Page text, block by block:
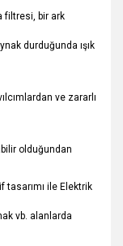
filtresi, bir ark
durduğunda ışık
ve zararlı
olduğundan
tasarımı ile Elektrik
vb. alanlarda